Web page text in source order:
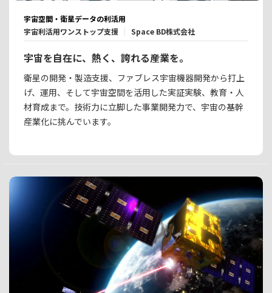
宇宙空間・衛星データの利活用
宇宙利活用ワンストップ支援
Space BD株式会社
宇宙を自在に、熱く、誇れる産業を。
衛星の開発・製造支援、ファブレス宇宙機器開発から打上
げ、運用、そして宇宙空間を活用した実証実験、教育・人
材育成まで。技術力に立脚した事業開発力で、宇宙の基幹
産業化に挑んでいます。